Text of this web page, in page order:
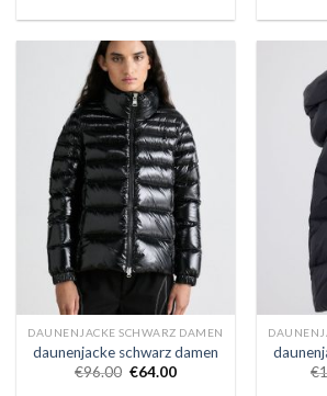
DAUNENJACKE SCHWARZ DAMEN
daunenjacke schwarz damen
€96.00 €64.00
€